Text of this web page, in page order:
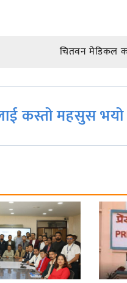
चितवन मेडिकल
कस्तो महसुस भयो